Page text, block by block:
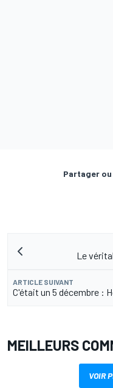
Partager
Le
ARTICLE SUIVANT
C'était un 5 décembre :
MEILLEURS
VOIR